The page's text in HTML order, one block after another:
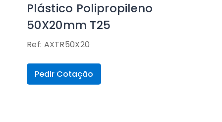
Plástico Polipropileno
50X20mm T25
Ref: AXTR50X20
Pedir Cotação